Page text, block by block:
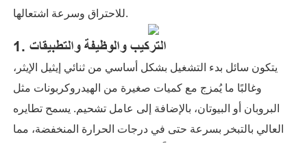
للاحتراق وسرعة اشتعالها.
1. التركيب والوظيفة والتطبيقات
يتكون سائل بدء التشغيل بشكل أساسي من ثنائي إيثيل الإيثر،
وغالبًا ما يُمزج مع كميات صغيرة من الهيدروكربونات مثل
البروبان أو البيوتان، بالإضافة إلى عامل تشحيم. يسمح تطايره
العالي بالتبخر بسرعة حتى في درجات الحرارة المنخفضة، مما